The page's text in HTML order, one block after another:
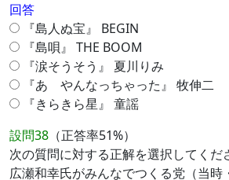
回答
『島人ぬ宝』 BEGIN
『島唄』 THE BOOM
『涙そうそう』 夏川りみ
『あゝやんなっちゃった』 牧伸二
『きらきら星』 童謡
設問38 （正答率51%）
次の質問に対する正解を選択してくだ
広瀬和幸氏がみんなでつくる党（当時